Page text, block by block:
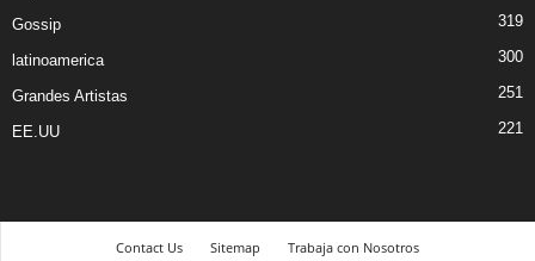
Gossip 319
latinoamerica 300
Grandes Artistas 251
EE.UU 221
Contact Us Sitemap Trabaja con Nosotros